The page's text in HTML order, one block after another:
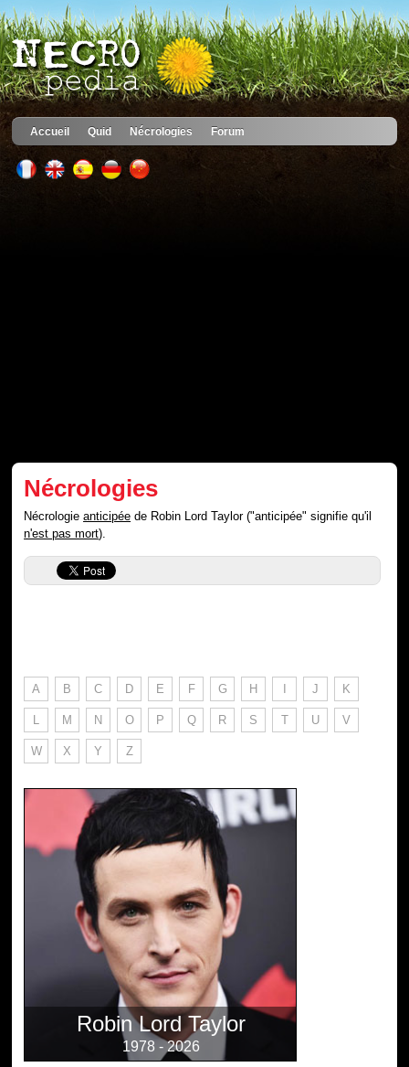
Accueil Quid Nécrologies Forum
Nécrologies
Nécrologieanticipée de Robin Lord Taylor ("anticipée" signifie qu'il
n'est pas mort).
A B C D E F G H I J K
L M N O P Q R S T U V
W X Y Z
Robin Lord Taylor
1978 - 2026